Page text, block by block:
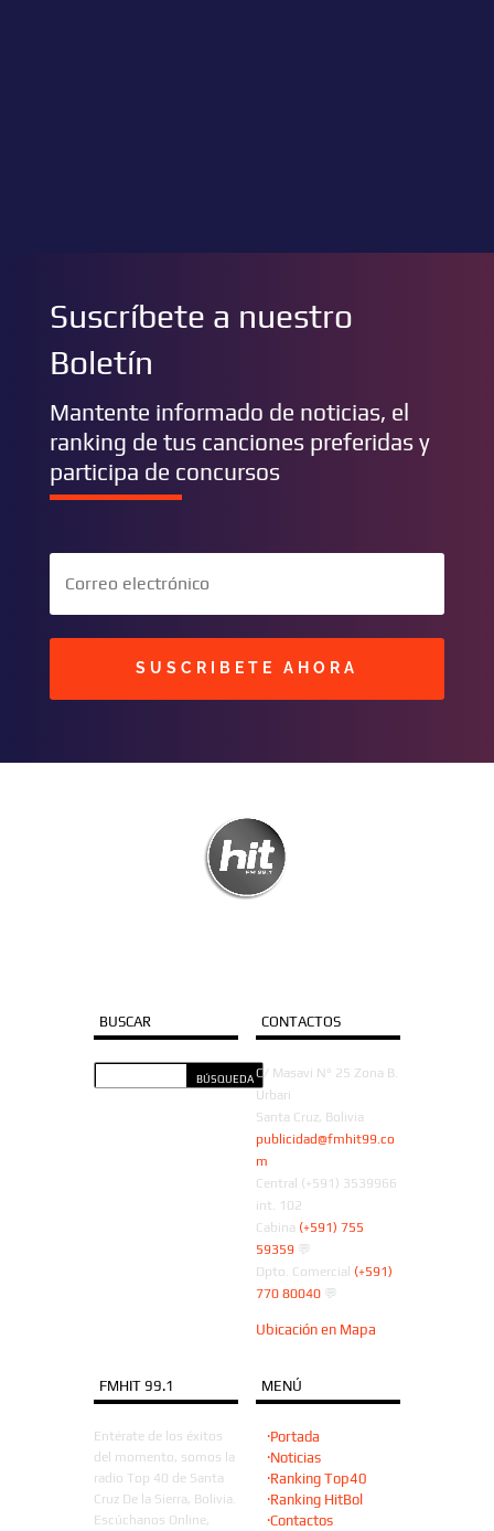
Suscríbete a nuestro
Boletín
Mantente informado de noticias, el
ranking de tus canciones preferidas y
participa de concursos
SUSCRIBETE AHORA
BUSCAR CONTACTOS
C/ Masavi N° 25 Zona B.
Urbari
Santa Cruz, Bolivia
publicidad@fmhit99.co
m
Central (+591) 3539966
int. 102
Cabina (+591) 755
59359💬
Dpto. Comercial (+591)
770 80040💬
Ubicación en Mapa
FMHIT 99.1
Entérate de los éxitos
del momento, somos la
radio Top 40 de Santa
Cruz De la Sierra, Bolivia.
Escúchanos Online,
MENÚ
·Portada
·Noticias
·Ranking Top40
·Ranking HitBol
·Contactos